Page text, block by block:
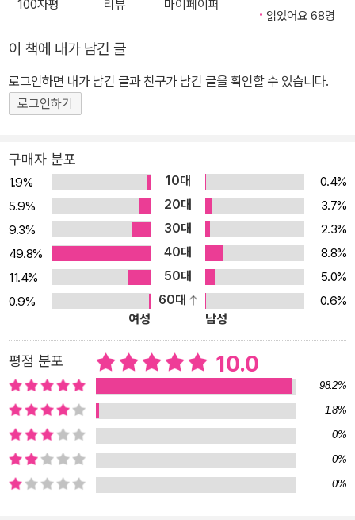
100자평 리뷰 마이페이퍼
읽었어요 68명
이 책에 내가 남긴 글
로그인하면 내가 남긴 글과 친구가 남긴 글을 확인할 수 있습니다.
로그인하기
구매자 분포
1.9% 10대
0.4%
5.9%
20대
3.7%
9.3%
30대
2.3%
49.8%
40대
8.8%
11.4%
50대
5.0%
0.9%
60대
0.6%
여성
남성
평점 분포 10.0
98.2%
1.8%
0%
0%
0%